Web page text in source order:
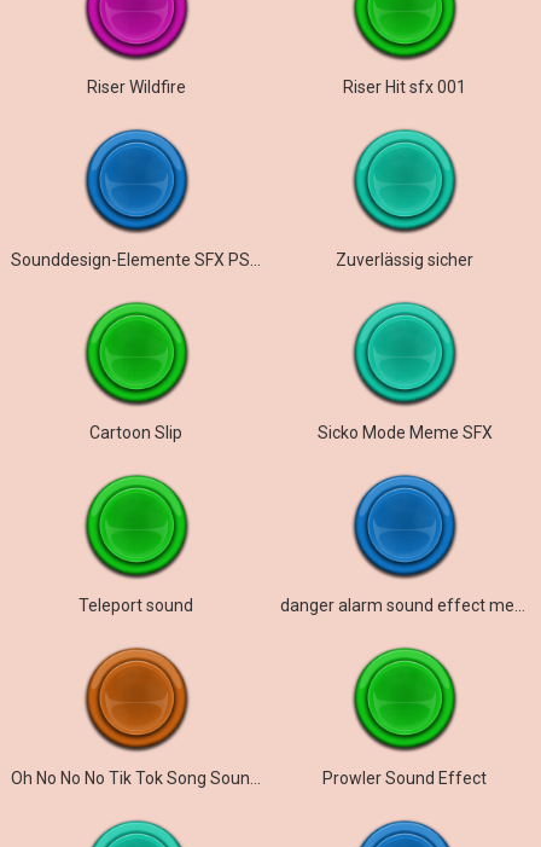
Riser Wildfire Riser Hit sfx 001
Zuverlässig sicher
Cartoon Slip Sicko Mode Meme SFX
Teleport sound
Prowler Sound Effect